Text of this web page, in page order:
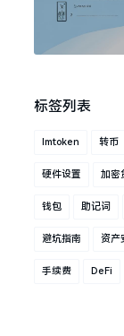
标签列表
Imtoken 转币
硬件设置 加密
钱包 助记词
避坑指南 资产
手续费 DeFi